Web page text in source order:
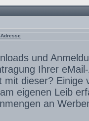
und
Ihrer
mit dieser? Einige
eigenen Leib
an